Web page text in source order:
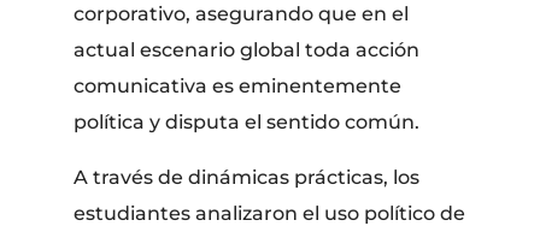
corporativo, asegurando que en el
actual escenario global toda acción
comunicativa es eminentemente
política y disputa el sentido común.
A través de dinámicas prácticas, los
estudiantes analizaron el uso político de